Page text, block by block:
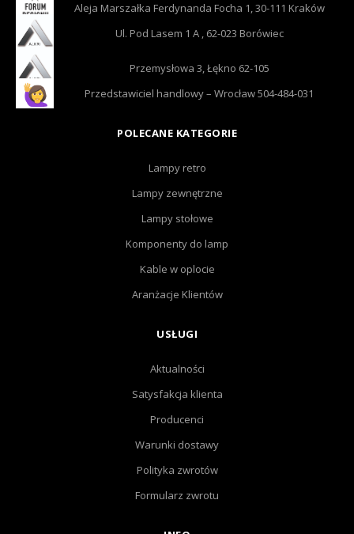
Aleja Marszałka Ferdynanda Focha 1, 30-111 Kraków
Ul. Pod Lasem 1 A , 62-023 Borówiec
Przemysłowa 3, Łękno 62-105
Przedstawiciel handlowy – Wrocław 504-484-031
POLECANE KATEGORIE
Lampy retro
Lampy zewnętrzne
Lampy stołowe
Komponenty do lamp
Kable w oplocie
Aranżacje Klientów
USŁUGI
Aktualności
Satysfakcja klienta
Producenci
Warunki dostawy
Polityka zwrotów
Formularz zwrotu